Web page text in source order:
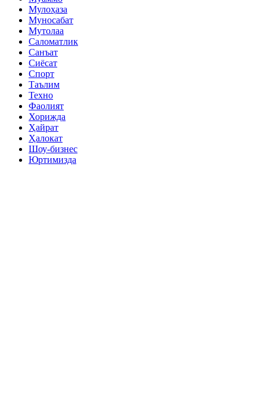
Мулоҳаза
Муносабат
Мутолаа
Саломатлик
Санъат
Сиёсат
Спорт
Таълим
Техно
Фаолият
Хорижда
Ҳайрат
Ҳалокат
Шоу-бизнес
Юртимизда